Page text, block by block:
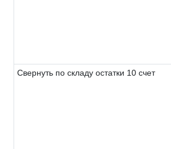
Свернуть по складу остатки 10 счет